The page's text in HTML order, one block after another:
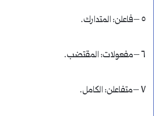
٥ –فاعلن: المتدارك.
٦ –مفعولات: المقتضب.
٧ –متفاعلن: الكامل.